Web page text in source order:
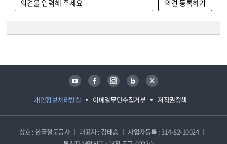
개인정보처리방침 이메일무단수집거부 저작권정책
유튜브 페이스북 인스타그램 블로그 트위터
상호 : 한국철도공사 대표자 : 김태승
사업자등록 : 314-82-10024